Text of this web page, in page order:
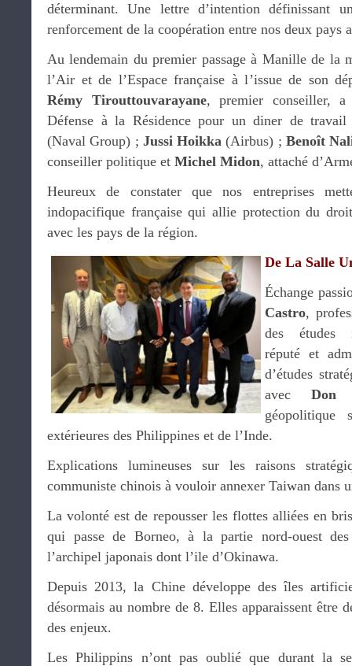
déterminant. Une lettre d’intention définissant
renforcement de la coopération entre nos deux pays
Au lendemain du premier passage à Manille de la
l’Air et de l’Espace française à l’issue de son
Rémy Tirouttouvarayane, premier conseiller,
Défense à la Résidence pour un diner de
(Naval Group) ; Jussi Hoikka (Airbus) ; Benoît
conseiller politique et Michel Midon, attaché
Heureux de constater que nos entreprises
indopacifique française qui allie protection du
avec les pays de la région.
De La Salle
Échange
Castro,
des études
réputé et
d’études
avec Don
géopolitique
extérieures des Philippines et de l’Inde.
Explications lumineuses sur les raisons
communiste chinois à vouloir annexer Taiwan dans
La volonté est de repousser les flottes alliées en
qui passe de Borneo, à la partie nord-ouest
l’archipel japonais dont l’ile d’Okinawa.
Depuis 2013, la Chine développe des îles
désormais au nombre de 8. Elles apparaissent être
des enjeux.
Les Philippins n’ont pas oublié que durant la